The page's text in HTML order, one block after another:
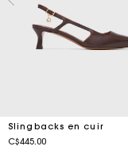
Slingbacks en cuir
C$445.00